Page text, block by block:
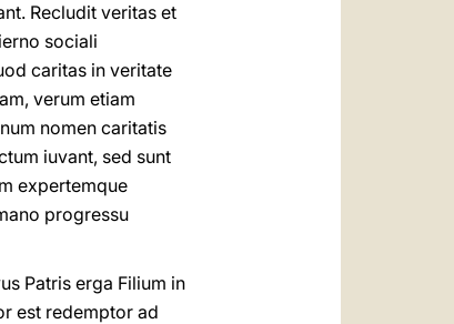
Recludit veritas et
sociali
caritas in veritate
verum etiam
nomen caritatis
iuvant, sed sunt
expertemque
progressu
Patris erga Filium in
est redemptor ad